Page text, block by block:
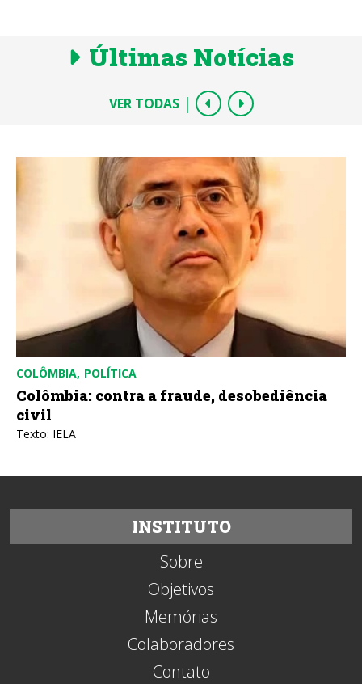
Últimas Notícias
VER TODAS |
COLÔMBIA POLÍTICA
Colômbia: contra a fraude, desobediência
civil
Texto: IELA
INSTITUTO
Sobre
Objetivos
Memórias
Colaboradores
Contato